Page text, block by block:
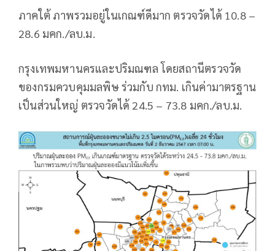
ภาคใต้ ภาพรวมอยู่ในเกณฑ์ดีมาก ตรวจวัดได้ 10.8 –
28.6 มคก./ลบ.ม.
กรุงเทพมหานครและปริมณฑล โดยสถานีตรวจวัด
ของกรมควบคุมมลพิษ ร่วมกับ​ ​กทม. เกินค่ามาตรฐาน
เป็นส่วนใหญ่ ตรวจวัดได้ 24.5 – 73.8 มคก./ลบ.ม.